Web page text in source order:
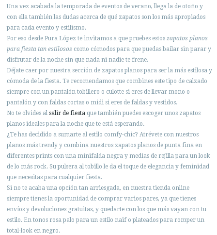
Una vez acabada la temporada de eventos de verano, llega la de otoño y
con ella también las dudas acerca de qué zapatos son los más apropiados
para cada evento y estilismo.
Por eso desde Pura López te invitamos a que pruebes estos zapatos planos
para fiesta tan estilosos como cómodos para que puedas bailar sin parar y
disfrutar de la noche sin que nada ni nadie te frene.
Déjate caer por nuestra sección de zapatos planos para ser la más estilosa y
cómoda de la fiesta. Te recomendamos que combines este tipo de calzado
siempre con un pantalón tobillero o culotte si eres de llevar mono o
pantalón y con faldas cortas o midi si eres de faldas y vestidos.
No te olvides al salir de fiesta que también puedes escoger unos zapatos
planos ideales para la noche que te está esperando.
¿Te has decidido a sumarte al estilo comfy-chic? Atrévete con nuestros
planos más trendy y combina nuestros zapatos planos de punta fina en
diferentes prints con una minifalda negra y medias de rejilla para un look
de lo más rock. Su pulsera al tobillo le da el toque de elegancia y feminidad
que necesitas para cualquier fiesta.
Si no te acaba una opción tan arriesgada, en nuestra tienda online
siempre tienes la oportunidad de comprar varios pares, ya que tienes
envíos y devoluciones gratuitas, y quedarte con los que más vayan con tu
estilo. En tonos rosa palo para un estilo naïf o plateados para romper un
total-look en negro.